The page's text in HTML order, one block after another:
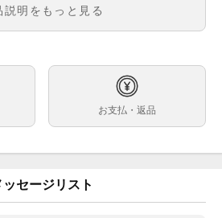
コマ外れた状態での計測です。
タークロノメーターカード・クロス・4コマ
イド鏡面部分に保管レベルのスレ、ネジコマに
説明をもっと見る
お支払・返品
ッセージリスト